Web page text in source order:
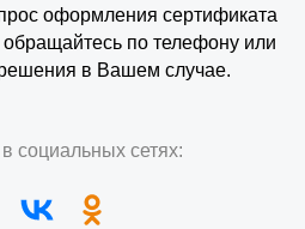
оформления сертификата
обращайтесь по телефону или
в Вашем случае.
социальных сетях: